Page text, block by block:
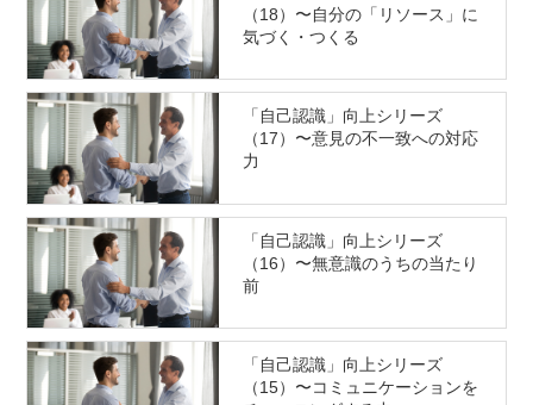
（18）〜自分の「リソース」に
気づく・つくる
「自己認識」向上シリーズ
（17）〜意見の不一致への対応
力
「自己認識」向上シリーズ
（16）〜無意識のうちの当たり
前
「自己認識」向上シリーズ
（15）〜コミュニケーションを